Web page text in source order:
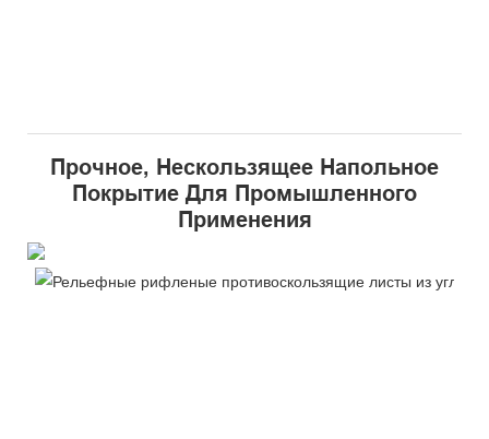
Прочное, Нескользящее Напольное
Покрытие Для Промышленного
Применения